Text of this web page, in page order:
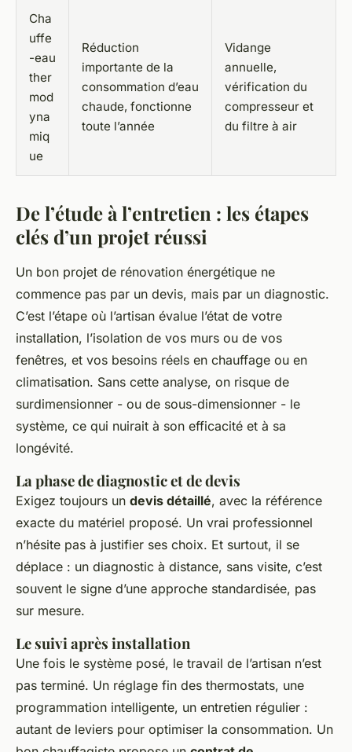
Cha
uffe
-eau
ther
mod
yna
miq
ue
Réduction
importante de la
consommation d’eau
chaude, fonctionne
toute l’année
Vidange
annuelle,
vérification du
compresseur et
du filtre à air
De l’étude à l’entretien : les étapes
clés d’un projet réussi
Un bon projet de rénovation énergétique ne
commence pas par un devis, mais par un diagnostic.
C’est l’étape où l’artisan évalue l’état de votre
installation, l’isolation de vos murs ou de vos
fenêtres, et vos besoins réels en chauffage ou en
climatisation. Sans cette analyse, on risque de
surdimensionner - ou de sous-dimensionner - le
système, ce qui nuirait à son efficacité et à sa
longévité.
La phase de diagnostic et de devis
Exigez toujours un devis détaillé, avec la référence
exacte du matériel proposé. Un vrai professionnel
n’hésite pas à justifier ses choix. Et surtout, il se
déplace : un diagnostic à distance, sans visite, c’est
souvent le signe d’une approche standardisée, pas
sur mesure.
Le suivi après installation
Une fois le système posé, le travail de l’artisan n’est
pas terminé. Un réglage fin des thermostats, une
programmation intelligente, un entretien régulier :
autant de leviers pour optimiser la consommation. Un